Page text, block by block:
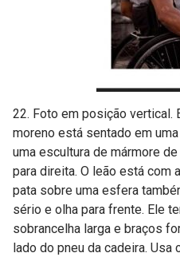
22. Foto em posição vertical.
moreno está sentado em
uma escultura de mármore
para direita. O leão está com
pata sobre uma esfera
sério e olha para frente. Ele
sobrancelha larga e braços
lado do pneu da cadeira.